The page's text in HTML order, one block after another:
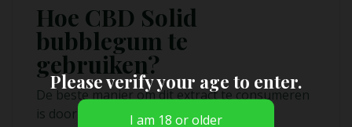
Hoe CBD Solid
bubblegum te
gebruiken?
De beste manier om dit extract te consumeren
is door een verdamper te gebruiken op
Please verify your age to enter.